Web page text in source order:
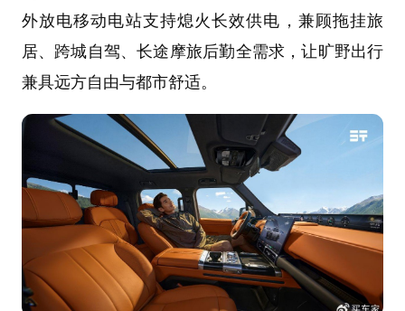
外放电移动电站支持熄火长效供电，兼顾拖挂旅
居、跨城自驾、长途摩旅后勤全需求，让旷野出行
兼具远方自由与都市舒适。